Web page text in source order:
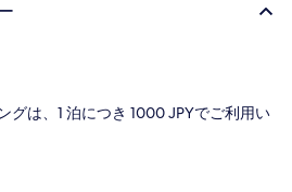
グは、1 泊につき 1000 JPYでご利用い